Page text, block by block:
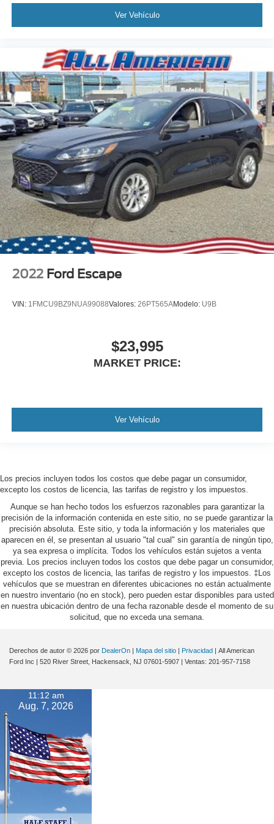
Ver Vehículo
2022 Ford Escape
VIN: 1FMCU9BZ9NUA99088Valores: 26PT565AModelo: U9B
$23,995
MARKET PRICE:
Ver Vehículo
Los precios incluyen todos los costos que debe pagar un consumidor,
excepto los costos de licencia, las tarifas de registro y los impuestos.
Aunque se han hecho todos los esfuerzos razonables para garantizar la
precisión de la información contenida en este sitio, no se puede garantizar la
precisión absoluta. Este sitio, y toda la información y los materiales que
aparecen en él, se presentan al usuario "tal cual" sin garantía de ningún tipo,
ya sea expresa o implícita. Todos los vehículos están sujetos a venta
previa. Los precios incluyen todos los costos que debe pagar un consumidor,
excepto los costos de licencia, las tarifas de registro y los impuestos. ‡Los
vehículos que se muestran en diferentes ubicaciones no están actualmente
en nuestro inventario (no en stock), pero pueden estar disponibles para usted
en nuestra ubicación dentro de una fecha razonable desde el momento de su
solicitud, que no exceda una semana.
Derechos de autor © 2026 por DealerOn Mapa del sitio Privacidad | All American
Ford Inc
520 River Street, Hackensack, NJ 07601-5907 | Ventas: 201-957-7158
11:12 am
Aug. 7, 2026